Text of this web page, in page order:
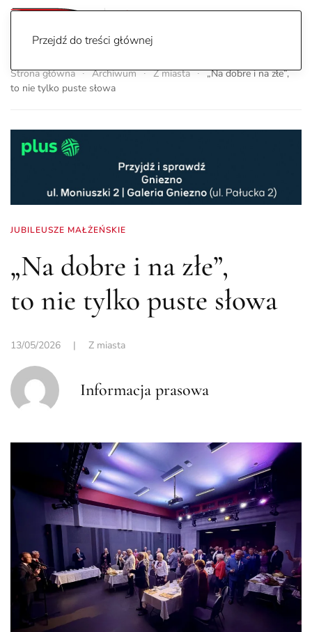
Przejdź do treści głównej
Strona główna Archiwum Z miasta
„Na dobre i na złe”,
to nie tylko puste słowa
JUBILEUSZE MAŁŻEŃSKIE
„Na dobre i na złe”,
to nie tylko puste słowa
13/05/2026 | Z miasta
Informacja prasowa